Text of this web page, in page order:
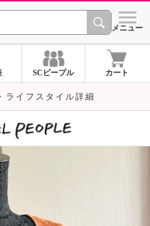
シメニュー
SCピープル カート
ライフスタイル詳細